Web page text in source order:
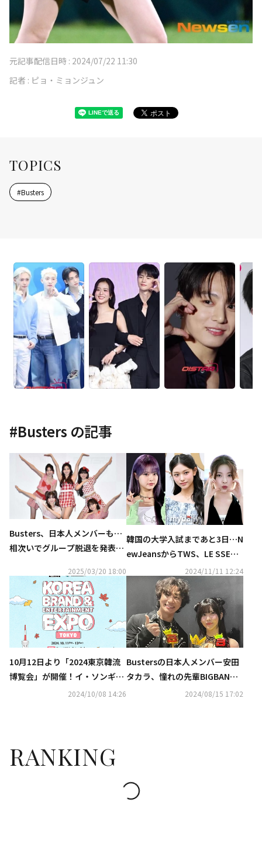
元記事配信日時 : 2024/07/22 11:30
記者 : ピョ・ミョンジュン
TOPICS
#Busters
#Busters の記事
Busters、日本人メンバーも…
相次いでグループ脱退を発表
く」
2025/03/20 18:00
韓国の大学入試まであと3日…N
ewJeansからTWS、LE SSERA
FIMまで、2006年生まれのアイ
ドルたちの進路は？
2024/11/11 12:24
10月12日より「2024東京韓流
博覧会」が開催！イ・ソンギョ
ン＆NOMAD＆Bustersらの参
2024/10/08 14:26
Bustersの日本人メンバー安田
タカラ、憧れの先輩BIGBANG
のD-LITEと対面！記念ショット
2024/08/15 17:02
RANKING